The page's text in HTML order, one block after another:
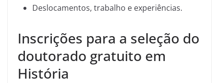
Deslocamentos, trabalho e experiências.
Inscrições para a seleção do
doutorado gratuito em
História